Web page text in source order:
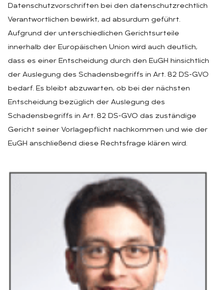
Datenschutzvorschriften bei den datenschutzrechtlich
Verantwortlichen bewirkt, ad absurdum geführt.
Aufgrund der unterschiedlichen Gerichtsurteile
innerhalb der Europäischen Union wird auch deutlich,
dass es einer Entscheidung durch den EuGH hinsichtlich
der Auslegung des Schadensbegriffs in Art. 82 DS-GVO
bedarf. Es bleibt abzuwarten, ob bei der nächsten
Entscheidung bezüglich der Auslegung des
Schadensbegriffs in Art. 82 DS-GVO das zuständige
Gericht seiner Vorlagepflicht nachkommen und wie der
EuGH anschließend diese Rechtsfrage klären wird.